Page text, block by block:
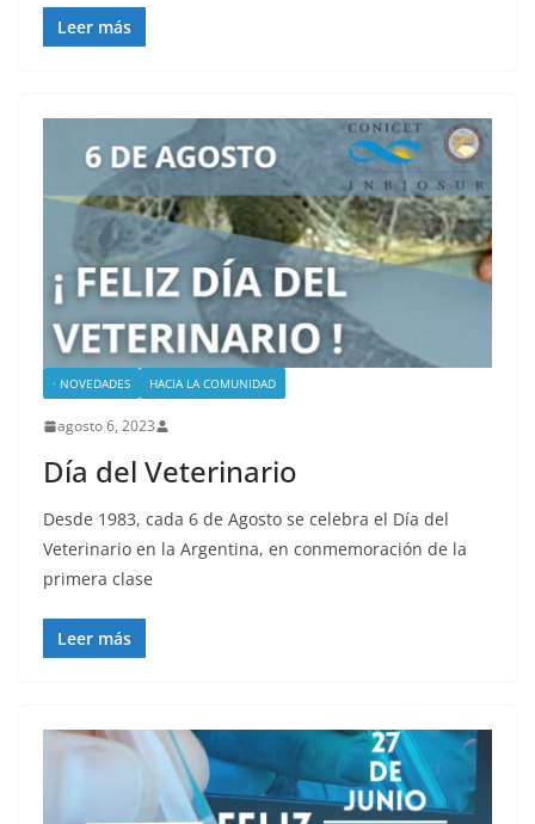
Leer más
· NOVEDADES HACIA LA COMUNIDAD
agosto 6, 2023
Día del Veterinario
Desde 1983, cada 6 de Agosto se celebra el Día del
Veterinario en la Argentina, en conmemoración de la
primera clase
Leer más